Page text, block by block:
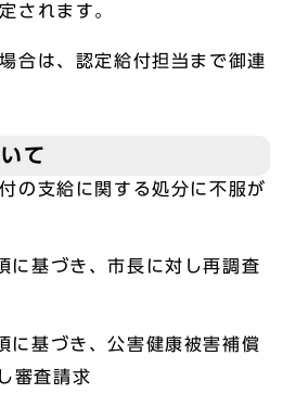
されます。
合は、認定給付担当まで御連
て
の支給に関する処分に不服が
基づき、市長に対し再調査
基づき、公害健康被害補償
審査請求